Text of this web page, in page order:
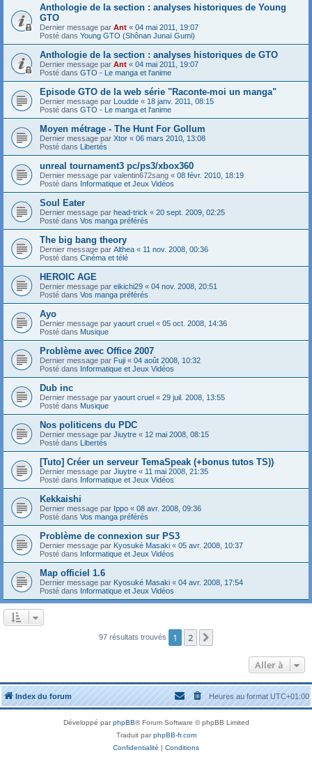
Anthologie de la section : analyses historiques de Young
GTO
Dernier message par Ant « 04 mai 2011, 19:07
Posté dans Young GTO (Shônan Junaï Gumi)
Anthologie de la section : analyses historiques de GTO
Dernier message par Ant « 04 mai 2011, 19:07
Posté dans GTO - Le manga et l'anime
Episode GTO de la web série "Raconte-moi un manga"
Dernier message par Loudde « 18 janv. 2011, 08:15
Posté dans GTO - Le manga et l'anime
Moyen métrage - The Hunt For Gollum
Dernier message par Xtor « 06 mars 2010, 13:08
Posté dans Libertés
unreal tournament3 pc/ps3/xbox360
Dernier message par valentin672sang « 08 févr. 2010, 18:19
Posté dans Informatique et Jeux Vidéos
Soul Eater
Dernier message par head-trick « 20 sept. 2009, 02:25
Posté dans Vos manga préférés
The big bang theory
Dernier message par Althea « 11 nov. 2008, 00:36
Posté dans Cinéma et télé
HEROIC AGE
Dernier message par eikichi29 « 04 nov. 2008, 20:51
Posté dans Vos manga préférés
Ayo
Dernier message par yaourt cruel « 05 oct. 2008, 14:36
Posté dans Musique
Problème avec Office 2007
Dernier message par Fuji « 04 août 2008, 10:32
Posté dans Informatique et Jeux Vidéos
Dub inc
Dernier message par yaourt cruel « 29 juil. 2008, 13:55
Posté dans Musique
Nos politicens du PDC
Dernier message par Jiuytre « 12 mai 2008, 08:15
Posté dans Libertés
[Tuto] Créer un serveur TemaSpeak (+bonus tutos TS))
Dernier message par Jiuytre « 11 mai 2008, 21:35
Posté dans Informatique et Jeux Vidéos
Kekkaishi
Dernier message par Ippo « 08 avr. 2008, 09:36
Posté dans Vos manga préférés
Problème de connexion sur PS3
Dernier message par Kyosuké Masaki « 05 avr. 2008, 10:37
Posté dans Informatique et Jeux Vidéos
Map officiel 1.6
Dernier message par Kyosuké Masaki « 04 avr. 2008, 17:54
Posté dans Informatique et Jeux Vidéos
97 résultats trouvés 1 2
Aller à
Index du forum Heures au formatUTC+01:00
Développé parphpBB® Forum Software © phpBB Limited
Traduit parphpBB-fr.com
Confidentialité | Conditions